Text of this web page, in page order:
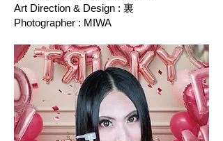
Art Direction & Design : 裏
Photographer : MIWA